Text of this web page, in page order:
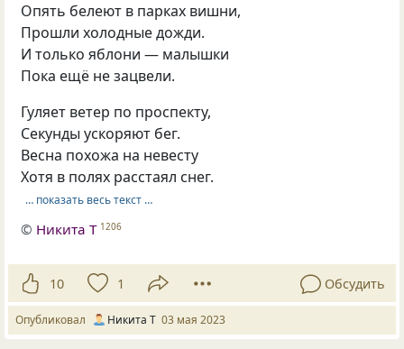
Опять белеют в парках вишни,
Прошли холодные дожди.
И только яблони — малышки
Пока ещё не зацвели.
Гуляет ветер по проспекту,
Секунды ускоряют бег.
Весна похожа на невесту
Хотя в полях расстаял снег.
… показать весь текст …
© Никита Т 1206
10 1 Обсудить
Опубликовал Никита Т 03 мая 2023